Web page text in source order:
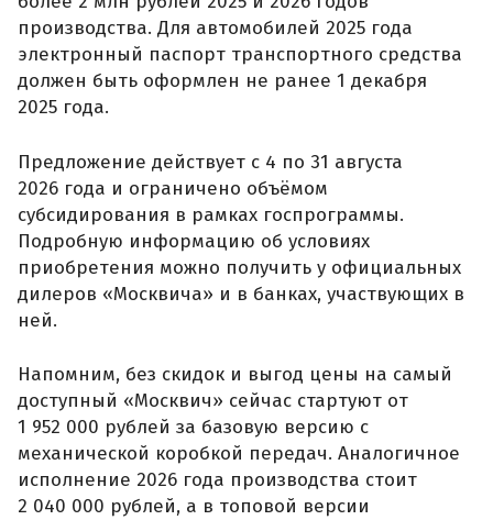
производства. Для автомобилей 2025 года
электронный паспорт транспортного средства
должен быть оформлен не ранее 1 декабря
2025 года.
Предложение действует с 4 по 31 августа
2026 года и ограничено объёмом
субсидирования в рамках госпрограммы.
Подробную информацию об условиях
приобретения можно получить у официальных
дилеров «Москвича» и в банках, участвующих в
ней.
Напомним, без скидок и выгод цены на самый
доступный «Москвич» сейчас стартуют от
1 952 000 рублей за базовую версию с
механической коробкой передач. Аналогичное
исполнение 2026 года производства стоит
2 040 000 рублей, а в топовой версии